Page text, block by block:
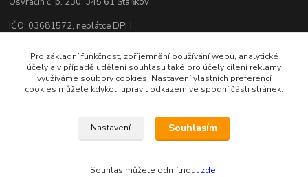
IČO: 03681572, neplátce DPH
Bankovní spojení: 2800720013/2010
Odesíláme přes:
Pro základní funkčnost, zpříjemnění používání webu, analytické
účely a v případě udělení souhlasu také pro účely cílení reklamy
využíváme soubory cookies. Nastavení vlastních preferencí
cookies můžete kdykoli upravit odkazem ve spodní části stránek.
Nastavení Souhlasím
Souhlas můžete odmítnout zde.